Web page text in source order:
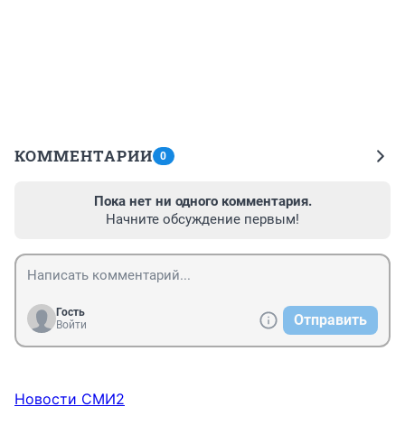
КОММЕНТАРИИ 0
Пока нет ни одного комментария.
Начните обсуждение первым!
Гость
Войти
Отправить
Новости СМИ2